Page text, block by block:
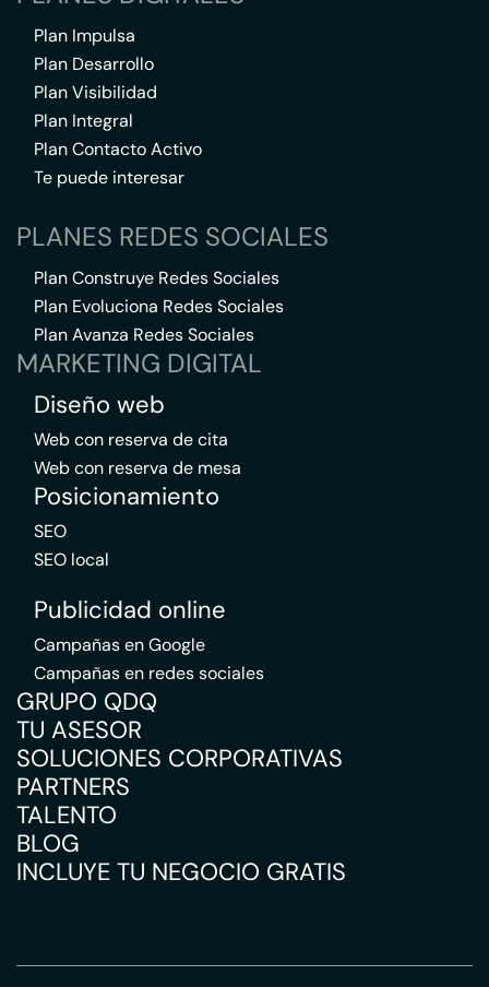
Plan Impulsa
Plan Desarrollo
Plan Visibilidad
Plan Integral
Plan Contacto Activo
Te puede interesar
PLANES REDES SOCIALES
Plan Construye Redes Sociales
Plan Evoluciona Redes Sociales
Plan Avanza Redes Sociales
MARKETING DIGITAL
Diseño web
Web con reserva de cita
Web con reserva de mesa
Posicionamiento
SEO
SEO local
Publicidad online
Campañas en Google
Campañas en redes sociales
GRUPO QDQ
TU ASESOR
SOLUCIONES CORPORATIVAS
PARTNERS
TALENTO
BLOG
INCLUYE TU NEGOCIO GRATIS